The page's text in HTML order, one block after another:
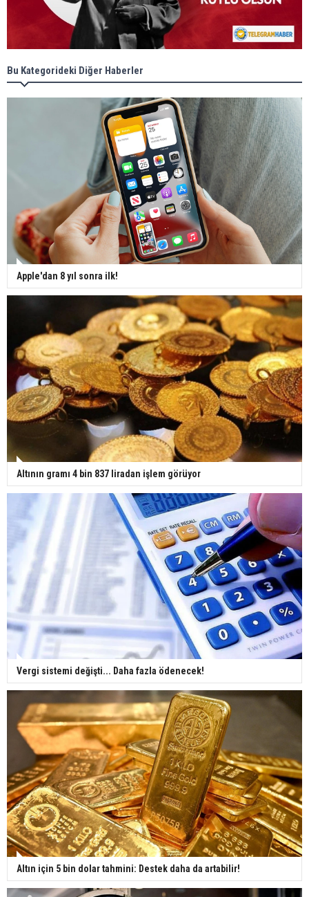
Bu Kategorideki Diğer Haberler
Apple'dan 8 yıl sonra ilk!
Altının gramı 4 bin 837 liradan işlem görüyor
Vergi sistemi değişti... Daha fazla ödenecek!
Altın için 5 bin dolar tahmini: Destek daha da artabilir!